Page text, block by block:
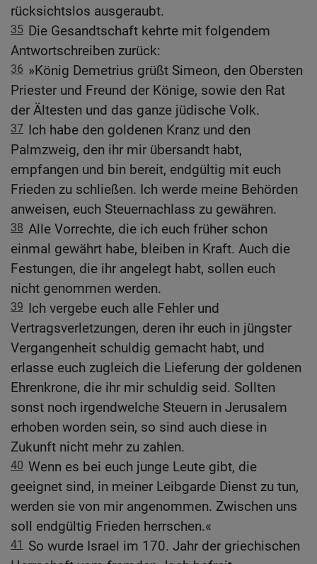
rücksichtslos ausgeraubt.
35 Die Gesandtschaft kehrte mit folgendem
Antwortschreiben zurück:
36 »König Demetrius grüßt Simeon, den Obersten
Priester und Freund der Könige, sowie den Rat
der Ältesten und das ganze jüdische Volk.
37 Ich habe den goldenen Kranz und den
Palmzweig, den ihr mir übersandt habt,
empfangen und bin bereit, endgültig mit euch
Frieden zu schließen. Ich werde meine Behörden
anweisen, euch Steuernachlass zu gewähren.
38 Alle Vorrechte, die ich euch früher schon
einmal gewährt habe, bleiben in Kraft. Auch die
Festungen, die ihr angelegt habt, sollen euch
nicht genommen werden.
39 Ich vergebe euch alle Fehler und
Vertragsverletzungen, deren ihr euch in jüngster
Vergangenheit schuldig gemacht habt, und
erlasse euch zugleich die Lieferung der goldenen
Ehrenkrone, die ihr mir schuldig seid. Sollten
sonst noch irgendwelche Steuern in Jerusalem
erhoben worden sein, so sind auch diese in
Zukunft nicht mehr zu zahlen.
40 Wenn es bei euch junge Leute gibt, die
geeignet sind, in meiner Leibgarde Dienst zu tun,
werden sie von mir angenommen. Zwischen uns
soll endgültig Frieden herrschen.«
41 So wurde Israel im 170. Jahr der griechischen